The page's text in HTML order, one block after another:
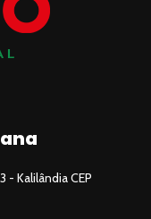
- Kalilândia CEP